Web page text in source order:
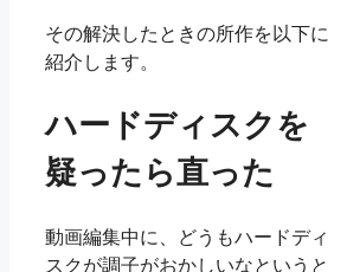
その解決したときの所作を以下に
紹介します。
ハードディスクを
疑ったら直った
動画編集中に、どうもハードディ
スクが調子がおかしいなというと